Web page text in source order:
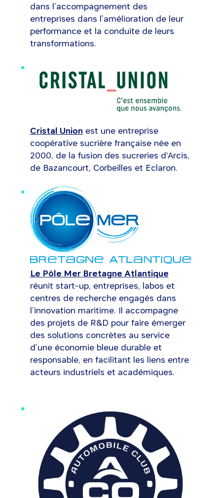
dans l’accompagnement des
entreprises dans l’amélioration de leur
performance et la conduite de leurs
transformations.
Cristal Union est une entreprise
coopérative sucrière française née en
2000, de la fusion des sucreries d'Arcis,
de Bazancourt, Corbeilles et Eclaron.
Le Pôle Mer Bretagne Atlantique
réunit start-up, entreprises, labos et
centres de recherche engagés dans
l’innovation maritime. Il accompagne
des projets de R&D pour faire émerger
des solutions concrètes au service
d’une économie bleue durable et
responsable, en facilitant les liens entre
acteurs industriels et académiques.